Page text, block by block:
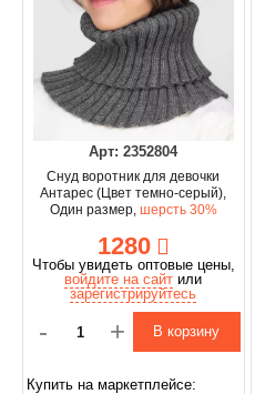
Арт: 2352804
Снуд воротник для девочки
Антарес (Цвет темно-серый),
Один размер, шерсть 30%
1280
Чтобы увидеть оптовые цены,
войдите на сайт или
зарегистрируйтесь
- + В корзину
Купить на маркетплейсе: